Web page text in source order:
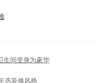
生间变身为豪华
选装修风格